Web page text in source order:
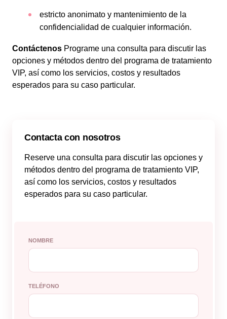
estricto anonimato y mantenimiento de la
confidencialidad de cualquier información.
Contáctenos Programe una consulta para discutir las
opciones y métodos dentro del programa de tratamiento
VIP, así como los servicios, costos y resultados
esperados para su caso particular.
Contacta con nosotros
Reserve una consulta para discutir las opciones y
métodos dentro del programa de tratamiento VIP,
así como los servicios, costos y resultados
esperados para su caso particular.
NOMBRE
TELÉFONO